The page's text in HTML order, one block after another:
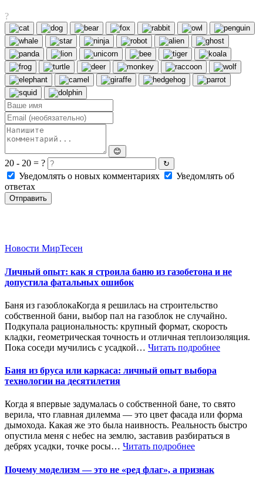
?
😊
20 - 20 = ? ↻
Уведомлять о новых комментариях
Уведомлять об
ответах
Отправить
Новости МирТесен
Личный опыт: как я строила баню из газобетона и не
допустила фатальных ошибок
Баня из газоблокаКогда я решилась на строительство
собственной бани, выбор пал на газоблок не случайно.
Подкупала рациональность: крупный формат, скорость
кладки, геометрическая точность и отличная теплоизоляция.
Пока соседи мучились с усадкой… Читать подробнее
Баня из бруса или каркаса: личный опыт выбора
технологии на десятилетия
Когда я впервые задумалась о собственной бане, то свято
верила, что главная дилемма — это цвет фасада или форма
дымохода. Какая же это была наивность. Реальность быстро
опустила меня с небес на землю, заставив разбираться в
дебрях усадки, точке росы… Читать подробнее
Почему моделизм — это не «ред флаг», а признак